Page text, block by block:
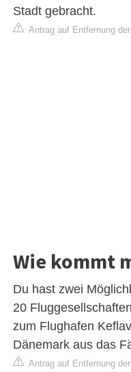
Stadt gebracht.
Antrag auf Entfernung
Wie kommt
Du hast zwei
20
zum Flughafen
Dänemark aus das
Antrag auf Entfernung